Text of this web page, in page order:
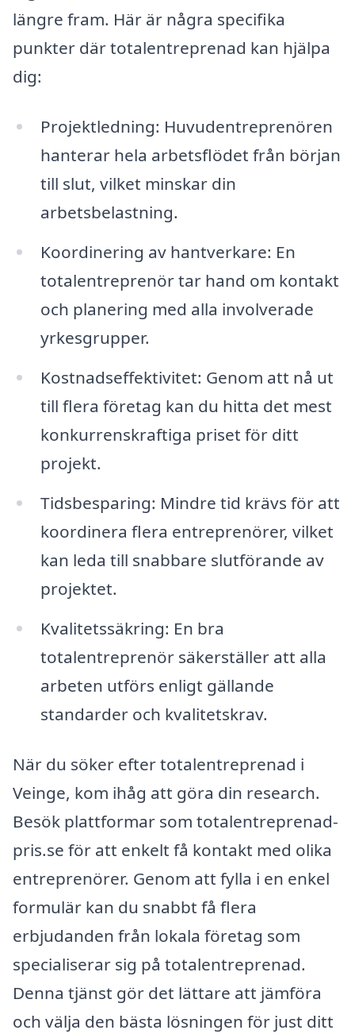
längre fram. Här är några specifika
punkter där totalentreprenad kan hjälpa
dig:
Projektledning: Huvudentreprenören
hanterar hela arbetsflödet från början
till slut, vilket minskar din
arbetsbelastning.
Koordinering av hantverkare: En
totalentreprenör tar hand om kontakt
och planering med alla involverade
yrkesgrupper.
Kostnadseffektivitet: Genom att nå ut
till flera företag kan du hitta det mest
konkurrenskraftiga priset för ditt
projekt.
Tidsbesparing: Mindre tid krävs för att
koordinera flera entreprenörer, vilket
kan leda till snabbare slutförande av
projektet.
Kvalitetssäkring: En bra
totalentreprenör säkerställer att alla
arbeten utförs enligt gällande
standarder och kvalitetskrav.
När du söker efter totalentreprenad i
Veinge, kom ihåg att göra din research.
Besök plattformar som totalentreprenad-
pris.se för att enkelt få kontakt med olika
entreprenörer. Genom att fylla i en enkel
formulär kan du snabbt få flera
erbjudanden från lokala företag som
specialiserar sig på totalentreprenad.
Denna tjänst gör det lättare att jämföra
och välja den bästa lösningen för just ditt